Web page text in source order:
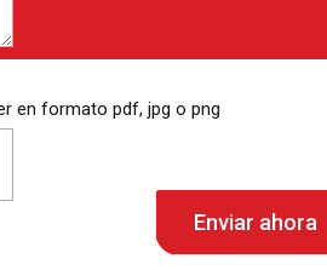
en formato pdf, jpg o png